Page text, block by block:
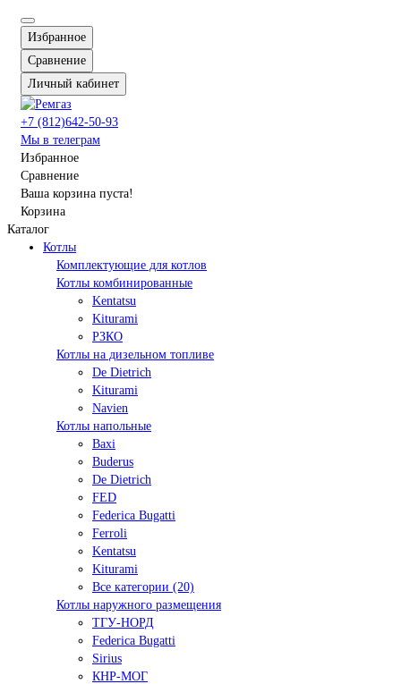
Избранное
Сравнение
Личный кабинет
+7 (812)642-50-93
Мы в телеграм
Избранное
Сравнение
Ваша корзина пуста!
Корзина
Каталог
Котлы
Комплектующие для котлов
Котлы комбинированные
Kentatsu
Kiturami
РЗКО
Котлы на дизельном топливе
De Dietrich
Kiturami
Navien
Котлы напольные
Baxi
Buderus
De Dietrich
FED
Federica Bugatti
Ferroli
Kentatsu
Kiturami
Все категории (20)
Котлы наружного размещения
ТГУ-НОРД
Federica Bugatti
Sirius
КНР-МОГ